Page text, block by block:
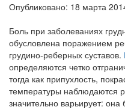
встрече с журналистами
Местная анестезия
Опубликовано: 18 марта
Боль при заболеваниях
обусловлена пора­жением
грудино-реберных суставов.
определяются четко
тогда как припухлость,
температуры наблюдаются
значительно варьирует: